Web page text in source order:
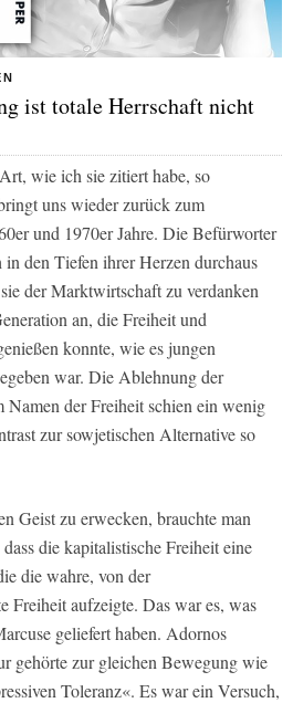
ist totale Herrschaft nicht
wie ich sie zitiert habe, so
uns wieder zurück zum
und 1970er Jahre. Die Befürworter
den Tiefen ihrer Herzen durchaus
der Marktwirtschaft zu verdanken
an, die Freiheit und
konnte, wie es jungen
war. Die Ablehnung der
der Freiheit schien ein wenig
zur sowjetischen Alternative so
Geist zu erwecken, brauchte man
die kapitalistische Freiheit eine
die wahre, von der
Freiheit aufzeigte. Das war es, was
geliefert haben. Adornos
gehörte zur gleichen Bewegung wie
Toleranz«. Es war ein Versuch,